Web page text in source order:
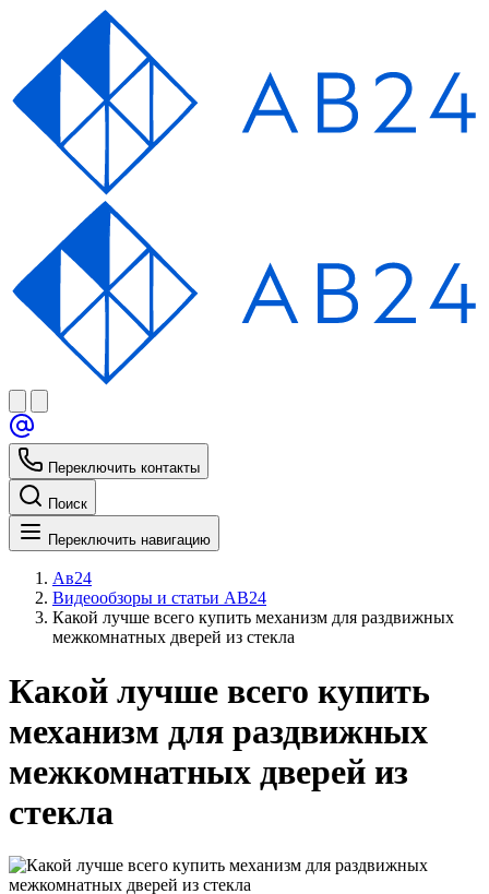
Переключить контакты
Поиск
Переключить навигацию
Ав24
Видеообзоры и статьи АВ24
Какой лучше всего купить механизм для раздвижных
межкомнатных дверей из стекла
Какой лучше всего купить
механизм для раздвижных
межкомнатных дверей из
стекла